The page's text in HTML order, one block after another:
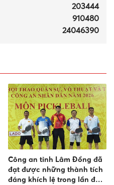
203444
910480
24046390
Công an tỉnh Lâm Đồng đã
đạt được những thành tích
đáng khích lệ trong lần đầu